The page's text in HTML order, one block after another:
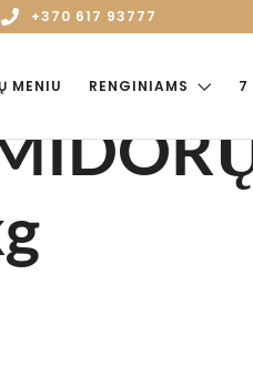
+370 617 93777
MENIU RENGINIAMS 7